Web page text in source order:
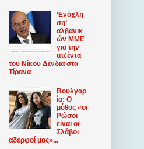
‘Ενόχλη
ση’
αλβανικ
ών ΜΜΕ
για την
ατζέντα
του Νίκου Δένδια στα
Τίρανα
Βουλγαρ
ία: Ο
μύθος «οι
Ρώσοι
είναι οι
Σλάβοι
αδερφοί μας»...